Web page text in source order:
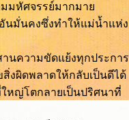
มหัศจรรย์มากมาย
นมั่นคงซึ่งทำให้แม่น้ำแห่ง
นความขัดแย้งทุกประการ
งผิดพลาดให้กลับเป็นดีได้
หญ่โตกลายเป็นปริศนาที่